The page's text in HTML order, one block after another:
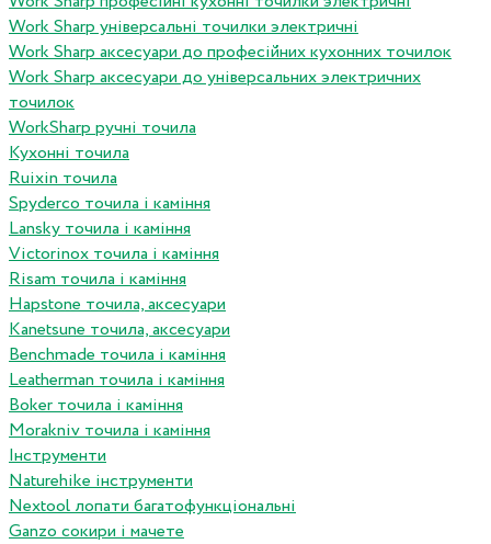
Work Sharp унiверсальнi точилки электричнi
Work Sharp аксесуари до професiйних кухонних точилок
Work Sharp аксесуари до унiверсальних электричних
точилок
WorkSharp ручні точила
Кухонні точила
Ruixin точила
Spyderco точила і каміння
Lansky точила і каміння
Victorinox точила і каміння
Risam точила і каміння
Hapstone точила, аксесуари
Kanetsune точила, аксесуари
Benchmade точила і каміння
Leatherman точила і каміння
Boker точила і каміння
Morakniv точила і каміння
Інструменти
Naturehike інструменти
Nextool лопати багатофункціональні
Ganzo сокири і мачете